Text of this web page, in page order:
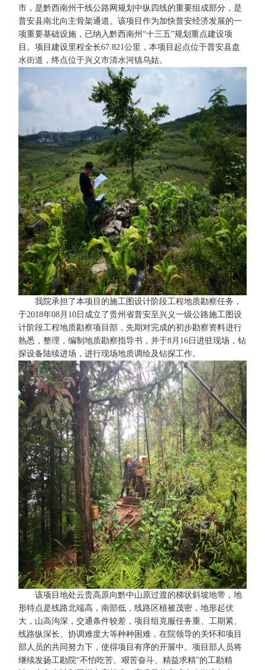
市，是黔西南州干线公路网规划中纵四线的重要组成部分，是
普安县南北向主骨架通道。该项目作为加快普安经济发展的一
项重要基础设施，已纳入黔西南州“十三五”规划重点建设项
目。项目建设里程全长67.821公里，本项目起点位于普安县盘
水街道，终点位于兴义市清水河镇乌姑。
我院承担了本项目的施工图设计阶段工程地质勘察任务，
于2018年08月10日成立了贵州省普安至兴义一级公路施工图设
计阶段工程地质勘察项目部，先期对完成的初步勘察资料进行
熟悉，整理，编制地质勘察指导书，并于8月16日进驻现场，钻
探设备陆续进场，进行现场地质调绘及钻探工作。
该项目地处云贵高原向黔中山原过渡的梯状斜坡地带，地
形特点是线路北端高，南部低，线路区植被茂密，地形起伏
大，山高沟深，交通条件较差，项目组克服任务重、工期紧、
线路纵深长、协调难度大等种种困难，在院领导的关怀和项目
部人员的共同努力下，使得项目有序的开展中。项目部人员将
继续发扬工勘院“不怕吃苦、艰苦奋斗、精益求精”的工勘精